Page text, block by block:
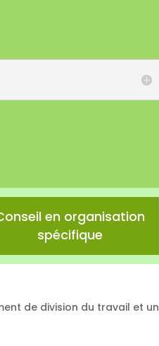
en organisation
spécifique
de division du travail et un